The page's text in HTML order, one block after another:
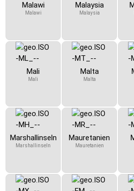
Malawi
Malawi
Malaysia
Malaysia
Mali
Mali
Malta
Malta
Marshallinseln
Marshallinseln
Mauretanien
Mauretanien